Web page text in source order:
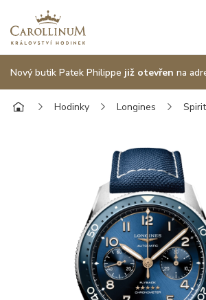
Nový butik Patek Philippe již otevřen na
Hodinky Longines Spirit